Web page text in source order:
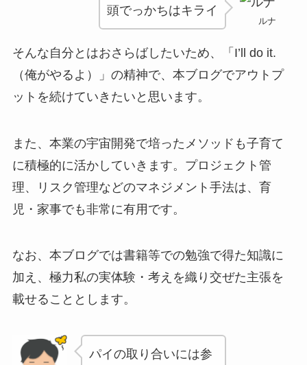
ルナ
頭でっかちはキライ
そんな自分とはおさらばしたいため、「I’ll do it.
（俺がやるよ）」の精神で、本ブログでアウトプ
ットを続けていきたいと思います。
また、本業の宇宙開発で培ったメソッドも子育て
に積極的に活かしていきます。プロジェクト管
理、リスク管理などのマネジメント手法は、育
児・家事でも非常に有用です。
なお、本ブログでは書籍等での勉強で得た知識に
加え、極力私の実体験・考えを織り交ぜた主張を
載せることとします。
パイの取り合いには参